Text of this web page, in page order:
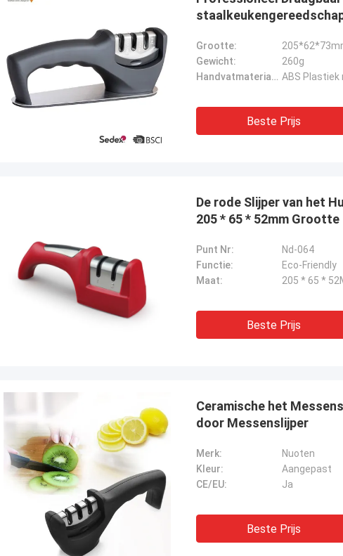
Grootte:
Gewicht:
260g
Handvatmateriaal: ABS
Beste Prijs
De rode Slijper van het
205 * 65 * 52mm Grootte
Punt Nr:
Nd-064
Functie:
Eco-Friendly
Maat:
205 * 65 *
Beste Prijs
Ceramische het
door Messenslijper
Merk:
Nuoten
Kleur:
Aangepast
CE/EU:
Ja
Beste Prijs